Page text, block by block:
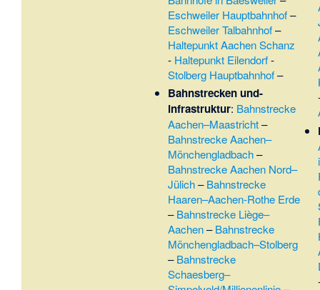
Eschweiler Hauptbahnhof–
Eschweiler Talbahnhof–
Haltepunkt Aachen Schanz
- Haltepunkt Eilendorf-
Stolberg Hauptbahnhof–
Bahnstrecken und-
infrastruktur: Bahnstrecke
Aachen–Maastricht–
Bahnstrecke Aachen–
Mönchengladbach–
Bahnstrecke Aachen Nord–
Jülich–Bahnstrecke
Haaren–Aachen-Rothe Erde
–Bahnstrecke Liège–
Aachen–Bahnstrecke
Mönchengladbach–Stolberg
–Bahnstrecke
Schaesberg–